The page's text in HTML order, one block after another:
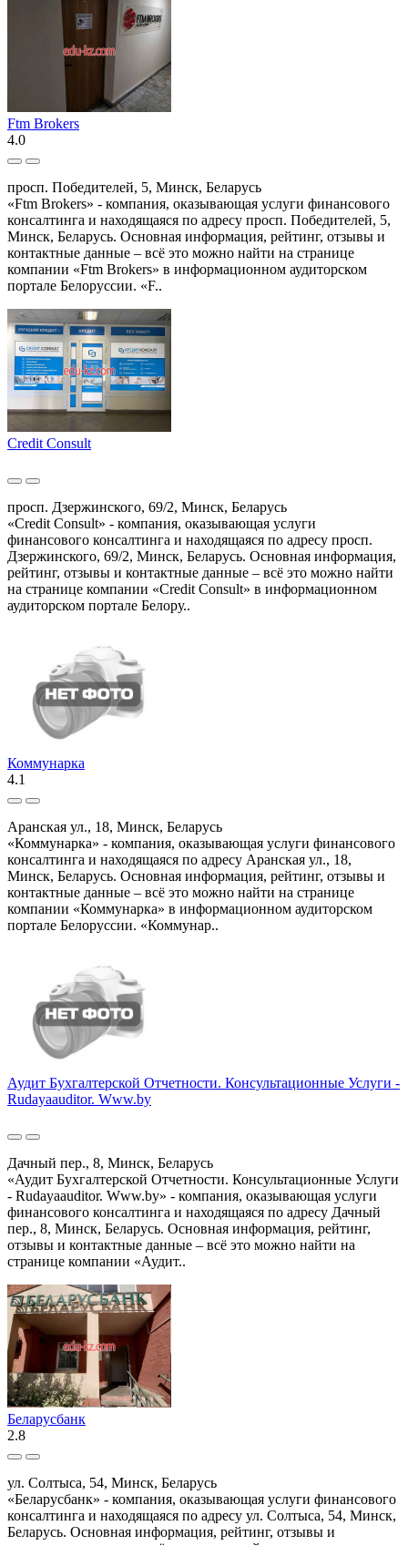
Ftm Brokers
4.0
просп. Победителей, 5, Минск, Беларусь
«Ftm Brokers» - компания, оказывающая услуги финансового
консалтинга и находящаяся по адресу просп. Победителей, 5,
Минск, Беларусь. Основная информация, рейтинг, отзывы и
контактные данные – всё это можно найти на странице
компании «Ftm Brokers» в информационном аудиторском
портале Белоруссии. «F..
Credit Consult
просп. Дзержинского, 69/2, Минск, Беларусь
«Credit Consult» - компания, оказывающая услуги
финансового консалтинга и находящаяся по адресу просп.
Дзержинского, 69/2, Минск, Беларусь. Основная информация,
рейтинг, отзывы и контактные данные – всё это можно найти
на странице компании «Credit Consult» в информационном
аудиторском портале Белору..
Коммунарка
4.1
Аранская ул., 18, Минск, Беларусь
«Коммунарка» - компания, оказывающая услуги финансового
консалтинга и находящаяся по адресу Аранская ул., 18,
Минск, Беларусь. Основная информация, рейтинг, отзывы и
контактные данные – всё это можно найти на странице
компании «Коммунарка» в информационном аудиторском
портале Белоруссии. «Коммунар..
Аудит Бухгалтерской Отчетности. Консультационные Услуги -
Rudayaauditor. Www.by
Дачный пер., 8, Минск, Беларусь
«Аудит Бухгалтерской Отчетности. Консультационные Услуги
- Rudayaauditor. Www.by» - компания, оказывающая услуги
финансового консалтинга и находящаяся по адресу Дачный
пер., 8, Минск, Беларусь. Основная информация, рейтинг,
отзывы и контактные данные – всё это можно найти на
странице компании «Аудит..
Беларусбанк
2.8
ул. Солтыса, 54, Минск, Беларусь
«Беларусбанк» - компания, оказывающая услуги финансового
консалтинга и находящаяся по адресу ул. Солтыса, 54, Минск,
Беларусь. Основная информация, рейтинг, отзывы и